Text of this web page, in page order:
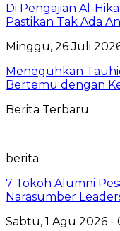
Di Pengajian Al-
Pastikan Tak Ada
Minggu, 26 Juli
Meneguhkan
Bertemu dengan
Berita Terbaru
berita
7 Tokoh Alumni
Narasumber
Sabtu, 1 Agu 2026 -